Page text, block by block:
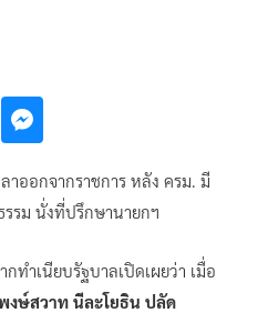
าออกจากราชการ หลัง ครม. มี
รม นั่งที่ปรึกษานายกฯ
ทำเนียบรัฐบาลเปิดเผยว่า เมื่อ
งษ์สวาท นีละโยธิน ปลัด